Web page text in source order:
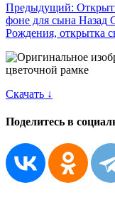
Предыдущий:
фоне для сына Назад
Рождения, открытка
Скачать ↓
Поделитесь в